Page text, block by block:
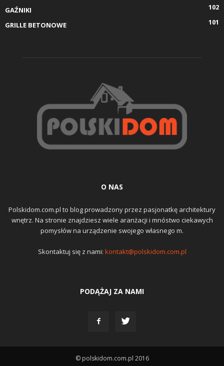
GAŹNIKI
102
GRILLE BETONOWE
101
O NAS
Polskidom.com.pl to blog prowadzony przez pasjonatkę architektury
wnętrz. Na stronie znajdziesz wiele aranżacji i mnóstwo ciekawych
pomysłów na urządzenie swojego własnego m.
Skontaktuj się z nami: kontakt@polskidom.com.pl
PODĄŻAJ ZA NAMI
© polskidom.com.pl 2016